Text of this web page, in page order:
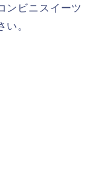
ンビニスイーツ
。